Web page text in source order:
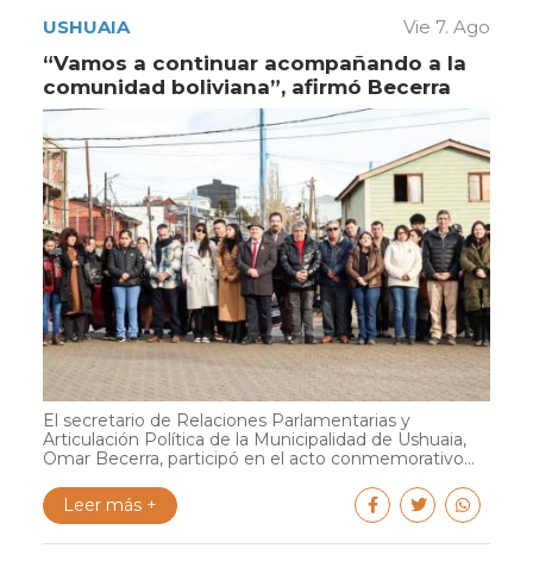
USHUAIA Vie 7. Ago
“Vamos a continuar acompañando a la
comunidad boliviana”, afirmó Becerra
El secretario de Relaciones Parlamentarias y
Articulación Política de la Municipalidad de Ushuaia,
Omar Becerra, participó en el acto conmemorativo...
Leer más +